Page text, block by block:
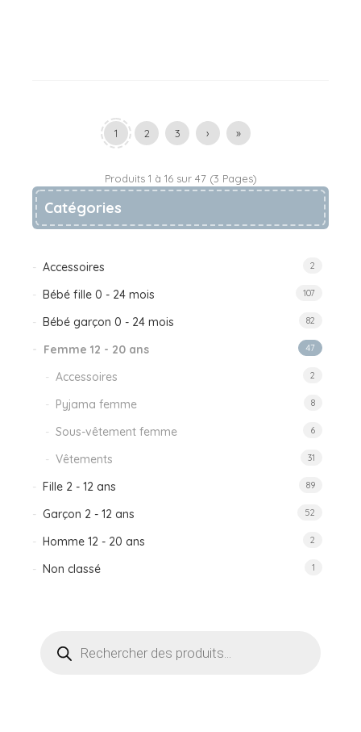
1 2 3 › »
Produits 1 à 16 sur 47 (3 Pages)
Catégories
Accessoires 2
Bébé fille 0 - 24 mois 107
Bébé garçon 0 - 24 mois 82
Femme 12 - 20 ans 47
Accessoires 2
Pyjama femme 8
Sous-vêtement femme 6
Vêtements 31
Fille 2 - 12 ans 89
Garçon 2 - 12 ans 52
Homme 12 - 20 ans 2
Non classé 1